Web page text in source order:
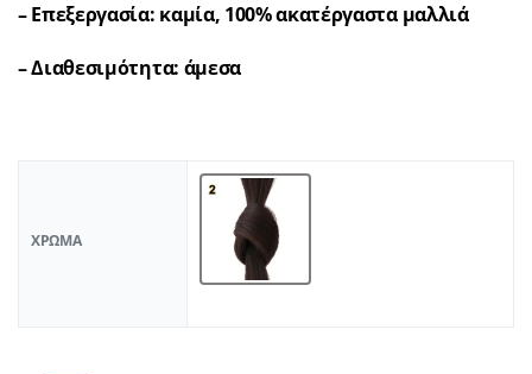
– Επεξεργασία: καμία, 100% ακατέργαστα μαλλιά
– Διαθεσιμότητα: άμεσα
ΧΡΏΜΑ